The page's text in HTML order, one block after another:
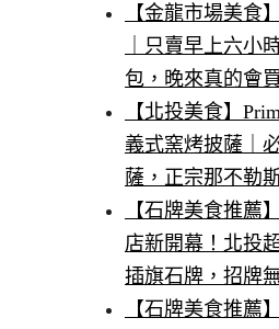
【金龍市場美食
｜只賣早上六小
包，晚來真的會
【北投美食】
義式窯烤披薩｜
薩，正宗那不勒
【石牌美食推薦
店新開幕！北投
插旗石牌，招牌
【石牌美食推薦